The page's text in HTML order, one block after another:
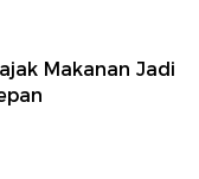
Makanan Jadi